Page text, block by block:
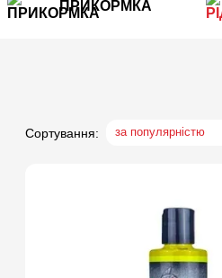
ПРИКОРМКА
Сортування: за популярністю